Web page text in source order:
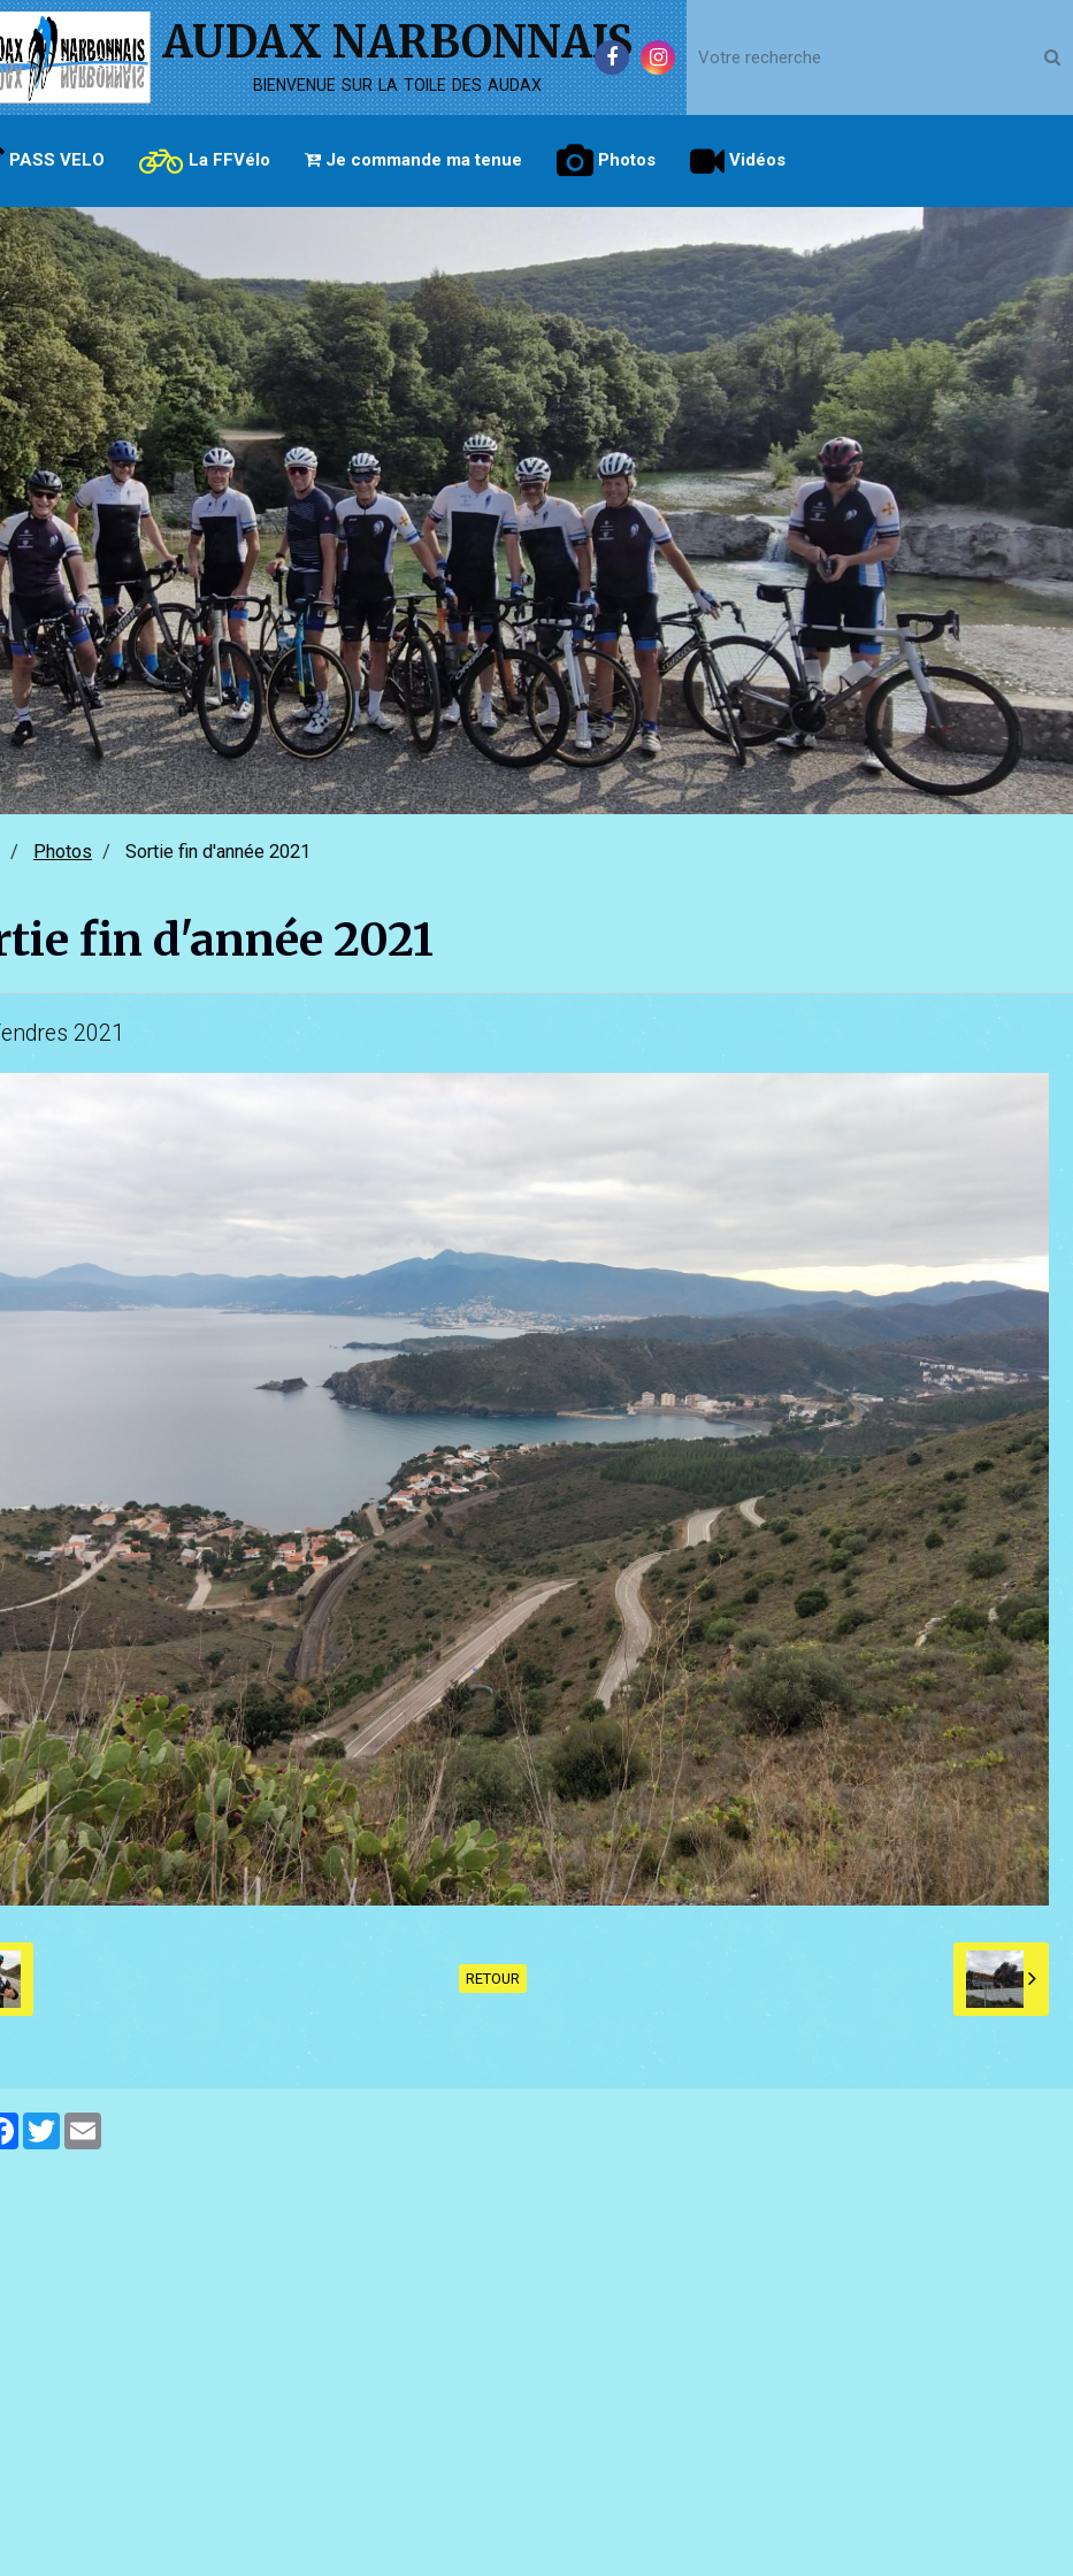
AUDAX NARBONNAIS
bienvenue sur la toile des audax
PASS VELO La FFVélo Je commande ma tenue Photos Vidéos
Photos Sortie fin d'année 2021
fin d'année 2021
2021
RETOUR
Facebook
Twitter